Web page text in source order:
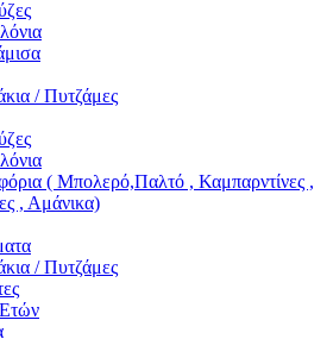
/ Πυτζάμες
( Μπολερό,Παλτό , Καμπαρντίνες ,
, Αμάνικα)
/ Πυτζάμες